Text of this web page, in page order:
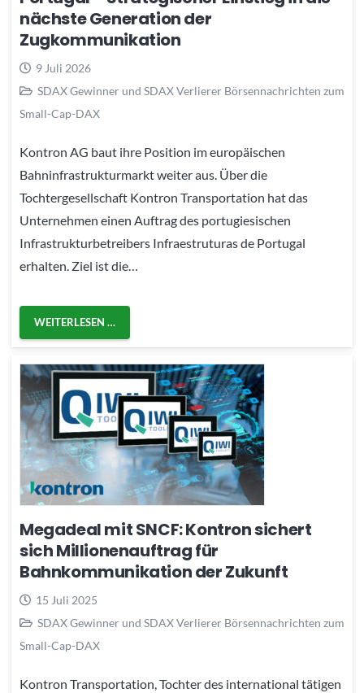
nächste Generation der
Zugkommunikation
9 Juli 2026
SDAX Gewinner und SDAX Verlierer Börsennachrichten zum
Small-Cap-DAX
Kontron AG baut ihre Position im europäischen
Bahninfrastrukturmarkt weiter aus. Über die
Tochtergesellschaft Kontron Transportation hat das
Unternehmen einen Auftrag des portugiesischen
Infrastrukturbetreibers Infraestruturas de Portugal
erhalten. Ziel ist die…
WEITERLESEN …
Megadeal mit SNCF: Kontron sichert
sich Millionenauftrag für
Bahnkommunikation der Zukunft
15 Juli 2025
SDAX Gewinner und SDAX Verlierer Börsennachrichten zum
Small-Cap-DAX
Kontron Transportation, Tochter des international tätigen